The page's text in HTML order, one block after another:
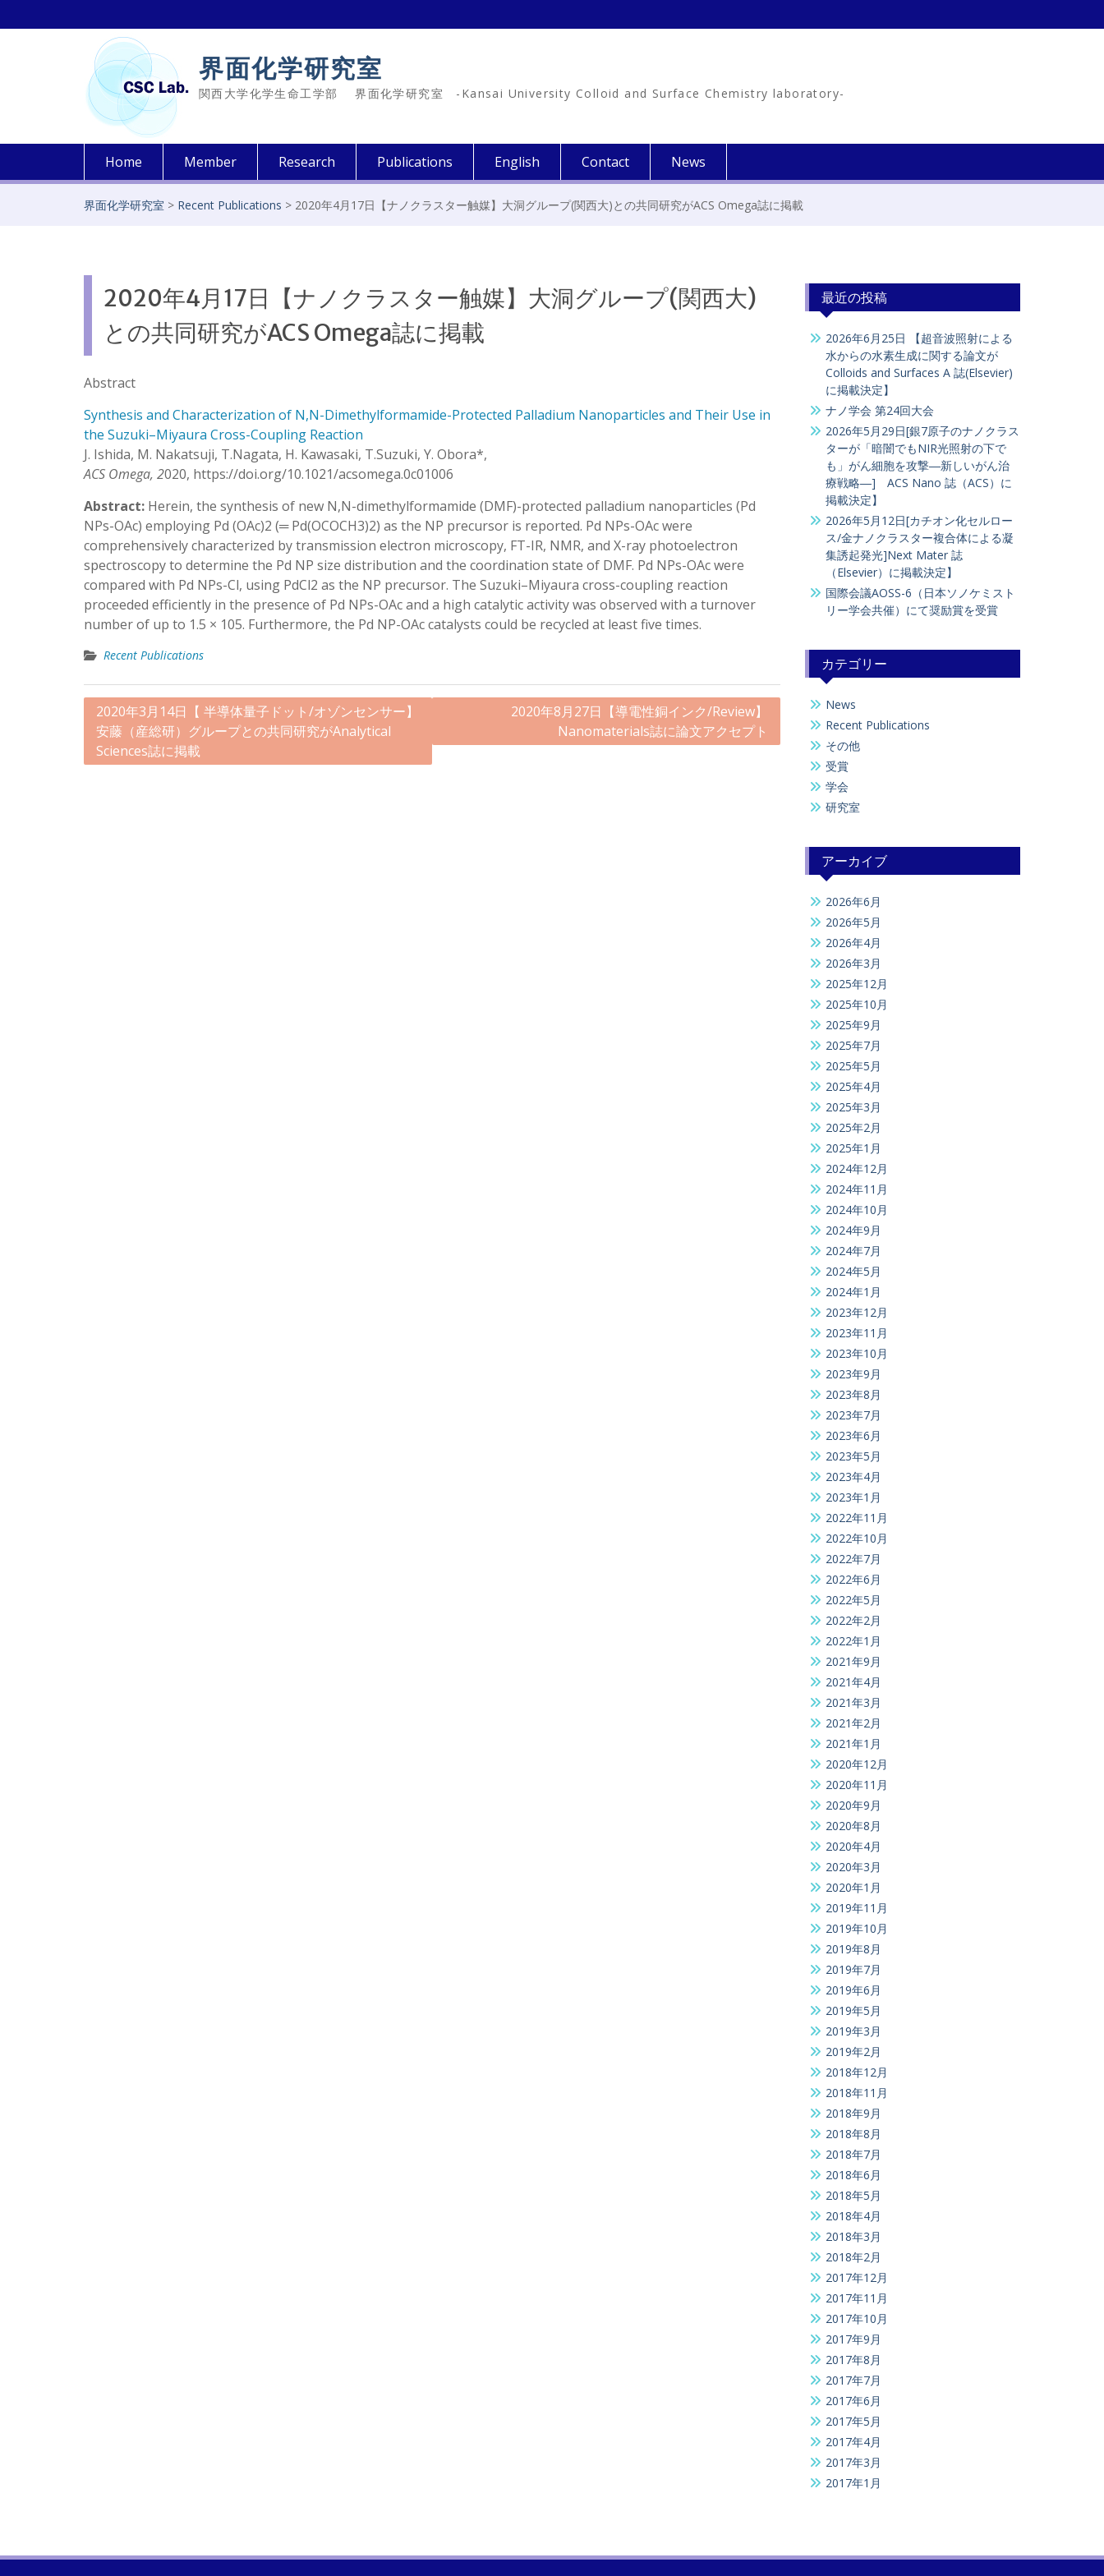
to
界面化学研究室
関西大学化学生命工学部 界面化学研究室 -Kansai University Colloid and Surface Chemistry laboratory-
Home Member Research Publications English Contact News
界面化学研究室 > Recent Publications > 2020年4月17日【ナノクラスター触媒】大洞グループ(関西大)との共同研究がACS Omega誌に掲載
2020年4月17日【ナノクラスター触媒】大洞グループ(関西大)
との共同研究がACS Omega誌に掲載
Abstract
Synthesis and Characterization of N,N-Dimethylformamide-Protected Palladium Nanoparticles and Their Use in
the Suzuki–Miyaura Cross-Coupling Reaction
J. Ishida, M. Nakatsuji, T.Nagata, H. Kawasaki, T.Suzuki, Y. Obora*,
ACS Omega, 2020, https://doi.org/10.1021/acsomega.0c01006
Abstract: Herein, the synthesis of new N,N-dimethylformamide (DMF)-protected palladium nanoparticles (Pd
NPs-OAc) employing Pd (OAc)2 (═ Pd(OCOCH3)2) as the NP precursor is reported. Pd NPs-OAc were
comprehensively characterized by transmission electron microscopy, FT-IR, NMR, and X-ray photoelectron
spectroscopy to determine the Pd NP size distribution and the coordination state of DMF. Pd NPs-OAc were
compared with Pd NPs-Cl, using PdCl2 as the NP precursor. The Suzuki–Miyaura cross-coupling reaction
proceeded efficiently in the presence of Pd NPs-OAc and a high catalytic activity was observed with a turnover
number of up to 1.5 × 105. Furthermore, the Pd NP-OAc catalysts could be recycled at least five times.
Recent Publications
投
稿
ナ
2020年3月14日【 半導体量子ドット/オゾンセンサー】
安藤（産総研）グループとの共同研究がAnalytical
Sciences誌に掲載
2020年8月27日【導電性銅インク/Review】
Nanomaterials誌に論文アクセプト
最近の投稿
2026年6月25日 【超音波照射による
水からの水素生成に関する論文が
Colloids and Surfaces A 誌(Elsevier)
に掲載決定】
ナノ学会 第24回大会
2026年5月29日[銀7原子のナノクラス
ターが「暗闇でもNIR光照射の下で
も」がん細胞を攻撃―新しいがん治
療戦略―] ACS Nano 誌（ACS）に
掲載決定】
2026年5月12日[カチオン化セルロー
ス/金ナノクラスター複合体による凝
集誘起発光]Next Mater 誌
（Elsevier）に掲載決定】
国際会議AOSS-6（日本ソノケミスト
リー学会共催）にて奨励賞を受賞
カテゴリー
News
Recent Publications
その他
受賞
学会
研究室
アーカイブ
2026年6月
2026年5月
2026年4月
2026年3月
2025年12月
2025年10月
2025年9月
2025年7月
2025年5月
2025年4月
2025年3月
2025年2月
2025年1月
2024年12月
2024年11月
2024年10月
2024年9月
2024年7月
2024年5月
2024年1月
2023年12月
2023年11月
2023年10月
2023年9月
2023年8月
2023年7月
2023年6月
2023年5月
2023年4月
2023年1月
2022年11月
2022年10月
2022年7月
2022年6月
2022年5月
2022年2月
2022年1月
2021年9月
2021年4月
2021年3月
2021年2月
2021年1月
2020年12月
2020年11月
2020年9月
2020年8月
2020年4月
2020年3月
2020年1月
2019年11月
2019年10月
2019年8月
2019年7月
2019年6月
2019年5月
2019年3月
2019年2月
2018年12月
2018年11月
2018年9月
2018年8月
2018年7月
2018年6月
2018年5月
2018年4月
2018年3月
2018年2月
2017年12月
2017年11月
2017年10月
2017年9月
2017年8月
2017年7月
2017年6月
2017年5月
2017年4月
2017年3月
2017年1月